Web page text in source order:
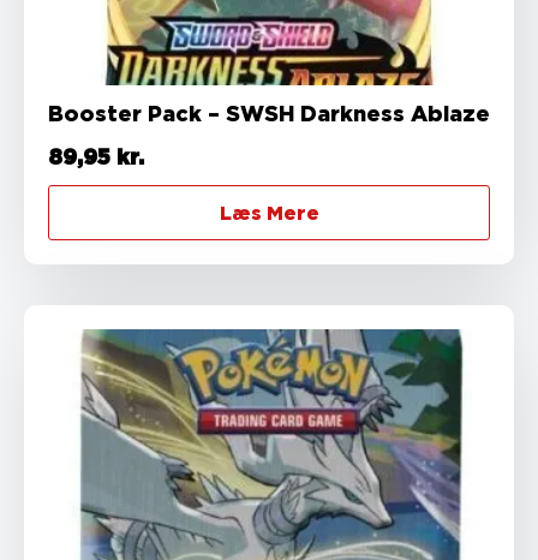
Booster Pack – SWSH Darkness Ablaze
89,95 kr.
Læs Mere